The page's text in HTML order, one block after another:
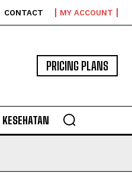
CONTACT MY ACCOUNT
PRICING PLANS
KESEHATAN